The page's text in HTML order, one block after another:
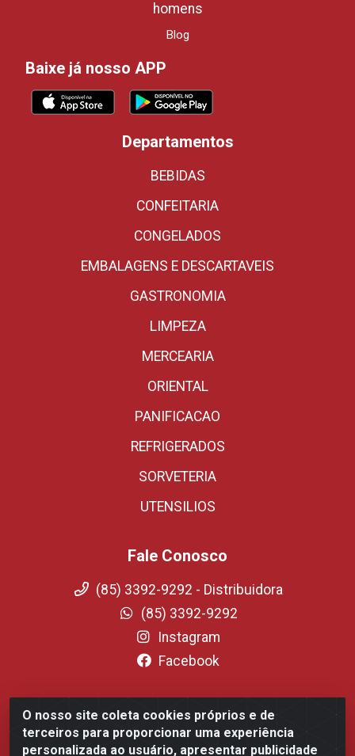
O nosso site coleta cookies próprios e de
terceiros para proporcionar uma experiência
personalizada ao usuário, apresentar publicidade
homens
Blog
Baixe já nosso APP
Departamentos
BEBIDAS
CONFEITARIA
CONGELADOS
EMBALAGENS E DESCARTAVEIS
GASTRONOMIA
LIMPEZA
MERCEARIA
ORIENTAL
PANIFICACAO
REFRIGERADOS
SORVETERIA
UTENSILIOS
Fale Conosco
(85) 3392-9292 - Distribuidora
(85) 3392-9292
Instagram
Facebook
Fortali Distribuidora de Alimentos LTDA - Avenida
Tomaz Coelho, 1268 - Messejana, Fortaleza/CE - CEP